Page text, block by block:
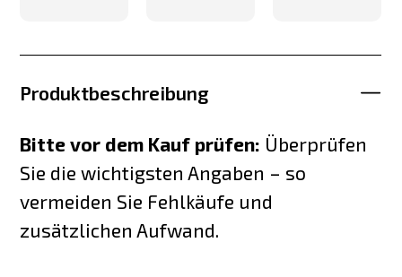
Produktbeschreibung
Bitte vor dem Kauf prüfen: Überprüfen
Sie die wichtigsten Angaben – so
vermeiden Sie Fehlkäufe und
zusätzlichen Aufwand.